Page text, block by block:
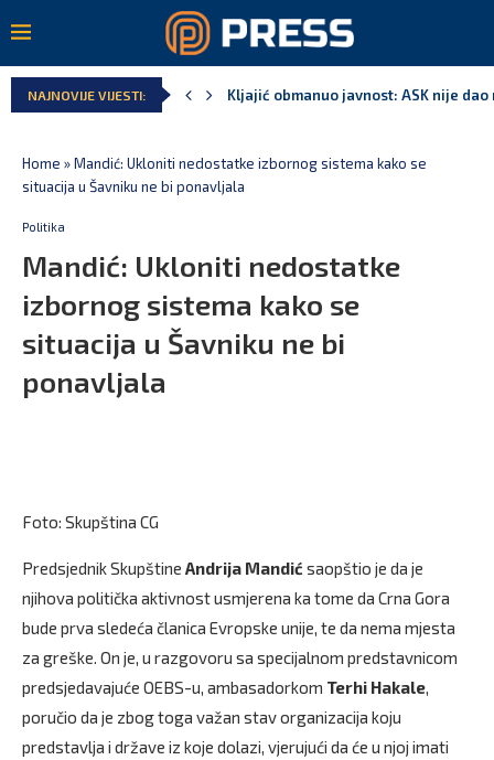
NAJNOVIJE VIJESTI: Kljajić obmanuo javnost: ASK nije
Home »Mandić: Ukloniti nedostatke izbornog sistema kako se
situacija u Šavniku ne bi ponavljala
Politika
Mandić: Ukloniti nedostatke
izbornog sistema kako se
situacija u Šavniku ne bi
ponavljala
Foto: Skupština CG
Predsjednik Skupštine Andrija Mandić saopštio je da je
njihova politička aktivnost usmjerena ka tome da Crna Gora
bude prva sledeća članica Evropske unije, te da nema mjesta
za greške. On je, u razgovoru sa specijalnom predstavnicom
predsjedavajuće OEBS-u, ambasadorkom Terhi Hakale,
poručio da je zbog toga važan stav organizacija koju
predstavlja i države iz koje dolazi, vjerujući da će u njoj imati